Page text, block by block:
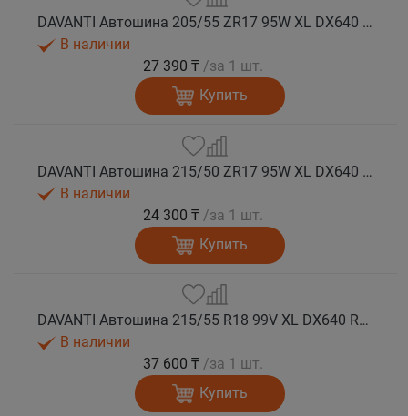
DAVANTI Автошина 205/55 ZR17 95W XL DX640 RPR лето (Таиланд)
В наличии
27 390 ₸ /за 1 шт.
Купить
DAVANTI Автошина 215/50 ZR17 95W XL DX640 RPR лето
В наличии
24 300 ₸ /за 1 шт.
Купить
DAVANTI Автошина 215/55 R18 99V XL DX640 RPR лето (Таиланд)
В наличии
37 600 ₸ /за 1 шт.
Купить